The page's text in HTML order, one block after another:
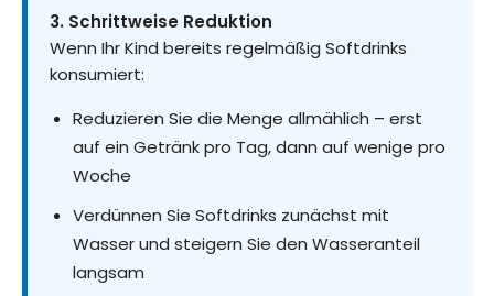
3. Schrittweise Reduktion
Wenn Ihr Kind bereits regelmäßig Softdrinks
konsumiert:
Reduzieren Sie die Menge allmählich – erst
auf ein Getränk pro Tag, dann auf wenige pro
Woche
Verdünnen Sie Softdrinks zunächst mit
Wasser und steigern Sie den Wasseranteil
langsam